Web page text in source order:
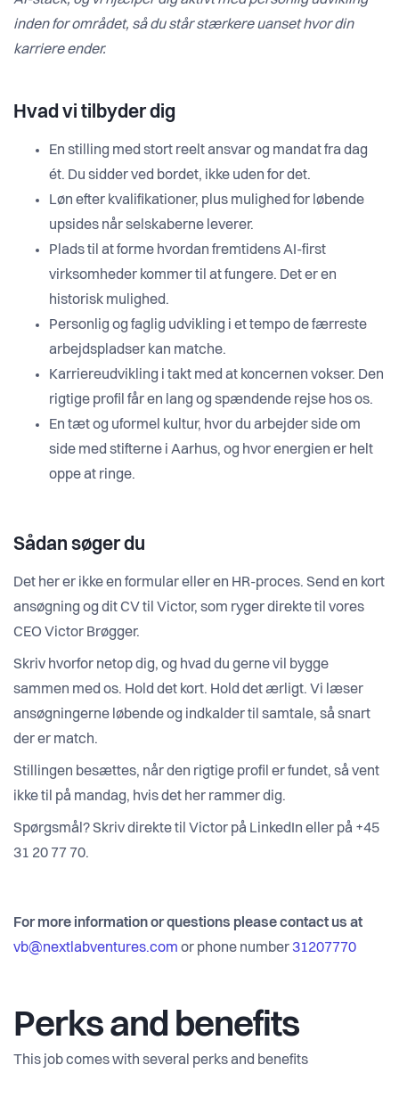
inden for området, så du står stærkere uanset hvor din
karriere ender.
Hvad vi tilbyder dig
En stilling med stort reelt ansvar og mandat fra dag
ét. Du sidder ved bordet, ikke uden for det.
Løn efter kvalifikationer, plus mulighed for løbende
upsides når selskaberne leverer.
Plads til at forme hvordan fremtidens AI-first
virksomheder kommer til at fungere. Det er en
historisk mulighed.
Personlig og faglig udvikling i et tempo de færreste
arbejdspladser kan matche.
Karriereudvikling i takt med at koncernen vokser. Den
rigtige profil får en lang og spændende rejse hos os.
En tæt og uformel kultur, hvor du arbejder side om
side med stifterne i Aarhus, og hvor energien er helt
oppe at ringe.
Sådan søger du
Det her er ikke en formular eller en HR-proces. Send en kort
ansøgning og dit CV til Victor, som ryger direkte til vores
CEO Victor Brøgger.
Skriv hvorfor netop dig, og hvad du gerne vil bygge
sammen med os. Hold det kort. Hold det ærligt. Vi læser
ansøgningerne løbende og indkalder til samtale, så snart
der er match.
Stillingen besættes, når den rigtige profil er fundet, så vent
ikke til på mandag, hvis det her rammer dig.
Spørgsmål? Skriv direkte til Victor på LinkedIn eller på +45
31 20 77 70.
For more information or questions please contact us at
vb@nextlabventures.com or phone number31207770
Perks and benefits
This job comes with several perks and benefits